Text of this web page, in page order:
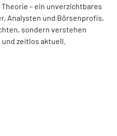
– ein unverzichtbares
Analysten und Börsenprofis,
sondern verstehen
zeitlos aktuell.